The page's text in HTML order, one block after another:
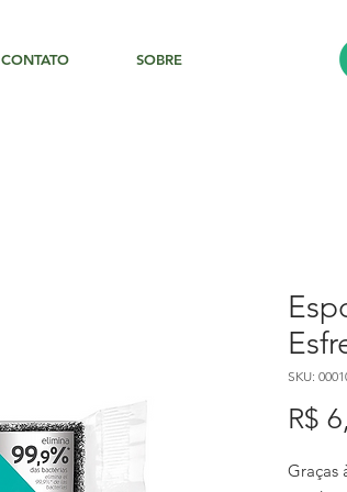
CONTATO SOBRE
SKU:
R$
Graças